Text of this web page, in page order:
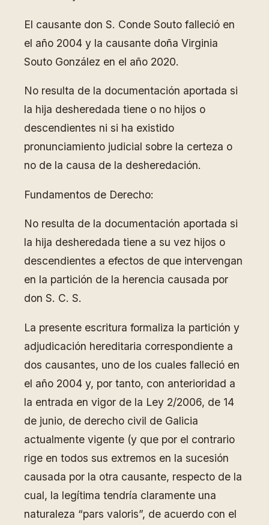
El causante don S. Conde Souto falleció en
el año 2004 y la causante doña Virginia
Souto González en el año 2020.
No resulta de la documentación aportada si
la hija desheredada tiene o no hijos o
descendientes ni si ha existido
pronunciamiento judicial sobre la certeza o
no de la causa de la desheredación.
Fundamentos de Derecho:
No resulta de la documentación aportada si
la hija desheredada tiene a su vez hijos o
descendientes a efectos de que intervengan
en la partición de la herencia causada por
don S. C. S.
La presente escritura formaliza la partición y
adjudicación hereditaria correspondiente a
dos causantes, uno de los cuales falleció en
el año 2004 y, por tanto, con anterioridad a
la entrada en vigor de la Ley 2/2006, de 14
de junio, de derecho civil de Galicia
actualmente vigente (y que por el contrario
rige en todos sus extremos en la sucesión
causada por la otra causante, respecto de la
cual, la legítima tendría claramente una
naturaleza “pars valoris”, de acuerdo con el